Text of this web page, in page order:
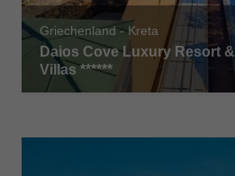
Griechenland - Kreta
Daios Cove Luxury Resort &
Villas ******